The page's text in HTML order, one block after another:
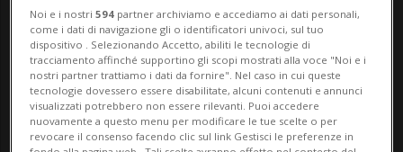
volta e a qualsiasi prezzo, i primi della
classe. L’iniziativa «Per im...
🔐 Sblocca il nostro archivio
esclusivo!
Noi e i nostri594 partner archiviamo e accediamo ai dati personali,
come i dati di navigazione gli o identificatori univoci, sul tuo
dispositivo . Selezionando Accetto, abiliti le tecnologie di
tracciamento affinché supportino gli scopi mostrati alla voce "Noi e i
nostri partner trattiamo i dati da fornire". Nel caso in cui queste
tecnologie dovessero essere disabilitate, alcuni contenuti e annunci
visualizzati potrebbero non essere rilevanti. Puoi accedere
nuovamente a questo menu per modificare le tue scelte o per
revocare il consenso facendo clic sul link Gestisci le preferenze in